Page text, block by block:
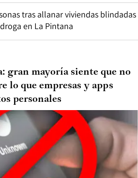
tras allanar viviendas blindadas
en La Pintana
gran mayoría siente que no
lo que empresas y apps
personales